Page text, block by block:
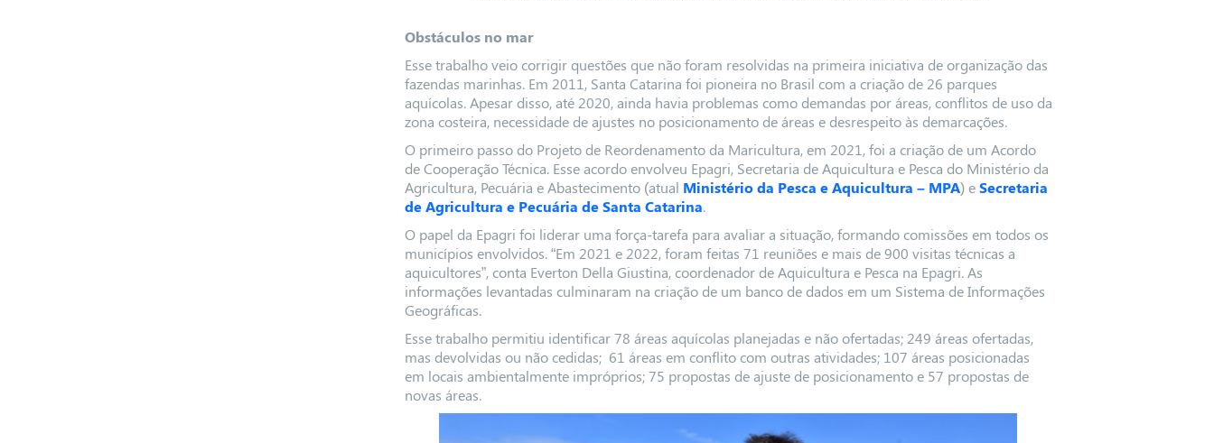
Obstáculos no mar
Esse trabalho veio corrigir questões que não foram resolvidas na primeira iniciativa de organização das
fazendas marinhas. Em 2011, Santa Catarina foi pioneira no Brasil com a criação de 26 parques
aquícolas. Apesar disso, até 2020, ainda havia problemas como demandas por áreas, conflitos de uso da
zona costeira, necessidade de ajustes no posicionamento de áreas e desrespeito às demarcações.
O primeiro passo do Projeto de Reordenamento da Maricultura, em 2021, foi a criação de um Acordo
de Cooperação Técnica. Esse acordo envolveu Epagri, Secretaria de Aquicultura e Pesca do Ministério da
Agricultura, Pecuária e Abastecimento (atual Ministério da Pesca e Aquicultura – MPA) eSecretaria
de Agricultura e Pecuária de Santa Catarina.
O papel da Epagri foi liderar uma força-tarefa para avaliar a situação, formando comissões em todos os
municípios envolvidos. “Em 2021 e 2022, foram feitas 71 reuniões e mais de 900 visitas técnicas a
aquicultores”, conta Everton Della Giustina, coordenador de Aquicultura e Pesca na Epagri. As
informações levantadas culminaram na criação de um banco de dados em um Sistema de Informações
Geográficas.
Esse trabalho permitiu identificar 78 áreas aquícolas planejadas e não ofertadas; 249 áreas ofertadas,
mas devolvidas ou não cedidas; 61 áreas em conflito com outras atividades; 107 áreas posicionadas
em locais ambientalmente impróprios; 75 propostas de ajuste de posicionamento e 57 propostas de
novas áreas.